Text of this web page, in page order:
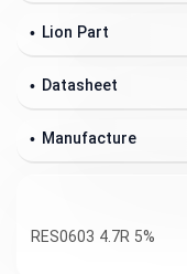
Lion Part
Datasheet
Manufacture
RES0603 4.7R 5%